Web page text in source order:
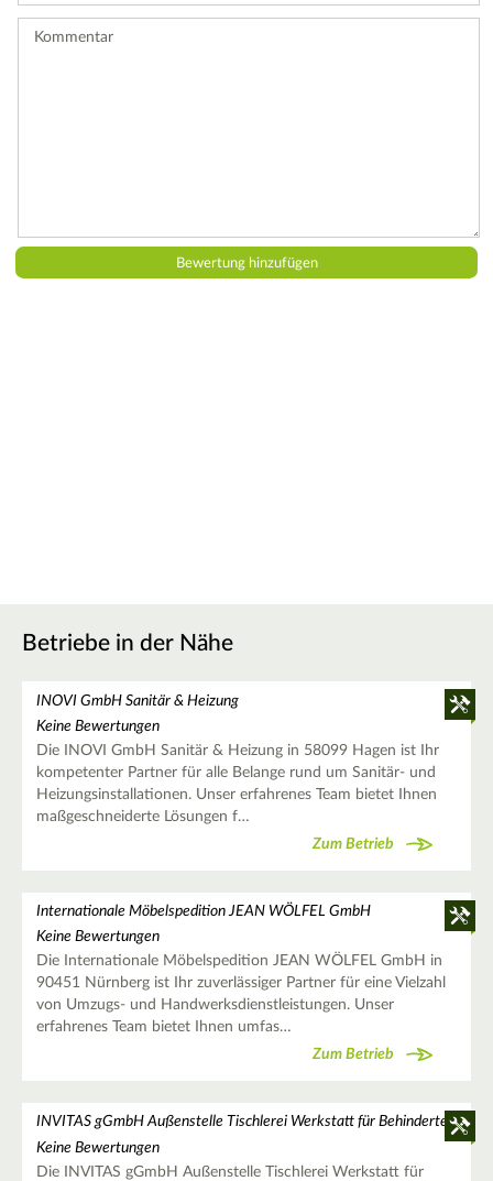
Betriebe in der Nähe
INOVI GmbH Sanitär & Heizung
Keine Bewertungen
Die INOVI GmbH Sanitär & Heizung in 58099 Hagen ist Ihr
kompetenter Partner für alle Belange rund um Sanitär- und
Heizungsinstallationen. Unser erfahrenes Team bietet Ihnen
maßgeschneiderte Lösungen f…
Zum Betrieb
Internationale Möbelspedition JEAN WÖLFEL GmbH
Keine Bewertungen
Die Internationale Möbelspedition JEAN WÖLFEL GmbH in
90451 Nürnberg ist Ihr zuverlässiger Partner für eine Vielzahl
von Umzugs- und Handwerksdienstleistungen. Unser
erfahrenes Team bietet Ihnen umfas…
Zum Betrieb
INVITAS gGmbH Außenstelle Tischlerei Werkstatt für Behinderte
Keine Bewertungen
Die INVITAS gGmbH Außenstelle Tischlerei Werkstatt für